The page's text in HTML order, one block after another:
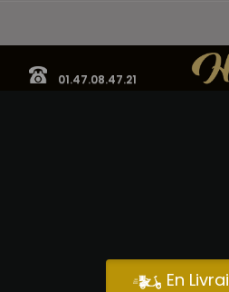
01.47.08.47.21